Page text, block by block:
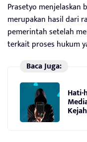
Prasetyo menjelaskan
merupakan hasil dari
pemerintah setelah
terkait proses hukum
Baca Juga:
Hati-